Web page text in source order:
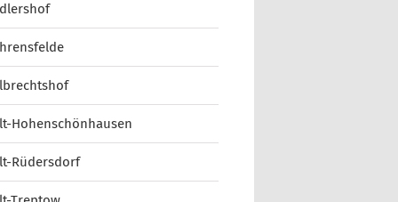
Hohenschönhausen
Rüdersdorf